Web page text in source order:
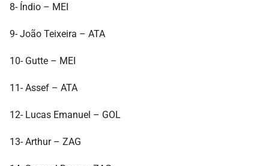
8- Índio – MEI
9- João Teixeira – ATA
10- Gutte – MEI
11- Assef – ATA
12- Lucas Emanuel – GOL
13- Arthur – ZAG